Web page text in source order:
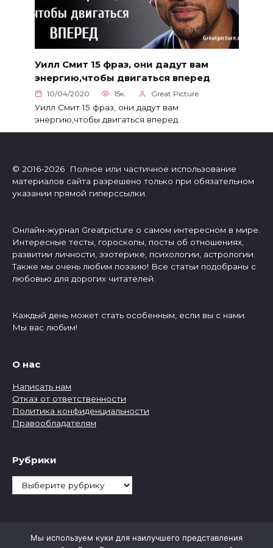
Уилл Смит 15 фраз, они дадут вам
энергию,чтобы двигаться вперед
10/04/2020 15к. Great Picture
Уилл Смит 15 фраз, они дадут вам
энергию,чтобы двигаться вперед.
© 2016-2026 Полное или частичное использование
материалов сайта разрешено только при обязательном
указании прямой гиперссылки.
Онлайн-журнал Greatpicture о самом интересном в мире.
Интересные тесты, гороскопы, посты об отношениях,
развитии личности, эзотерике, психологии, астрологии.
Также мы очень любим поэзию! Все статьи подобраны с
любовью для дорогих читателей.
Каждый день может стать особенным, если вы с нами.
Мы вас любим!
О нас
Написать нам
Отказ от ответственности
Политика конфиденциальности
Правообладателям
Рубрики
Рубрики
Мы используем куки для наилучшего представления